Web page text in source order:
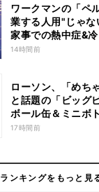
ワークマンの「ペ
業する人用"じゃ
家事での熱中症&
商品を徹底検証
14時間前
ローソン、「めち
と話題の「ビッグ
ボール缶＆ミニボ
17時間前
ランキングをもっと見